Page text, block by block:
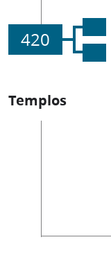
420
Templos